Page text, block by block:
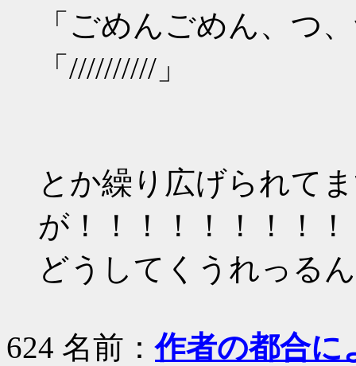
「ごめんごめん、つ
「//////////」
とか繰り広げられて
が！！！！！！！！
どうしてくうれっる
624 名前：作者の都合に